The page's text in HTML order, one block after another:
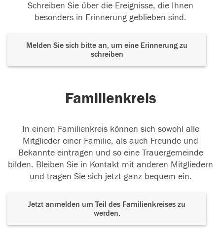
Schreiben Sie über die Ereignisse, die Ihnen
besonders in Erinnerung geblieben sind.
Melden Sie sich bitte an, um eine Erinnerung zu
schreiben
Familienkreis
In einem Familienkreis können sich sowohl alle
Mitglieder einer Familie, als auch Freunde und
Bekannte eintragen und so eine Trauergemeinde
bilden. Bleiben Sie in Kontakt mit anderen Mitgliedern
und tragen Sie sich jetzt ganz bequem ein.
Jetzt anmelden um Teil des Familienkreises zu
werden.